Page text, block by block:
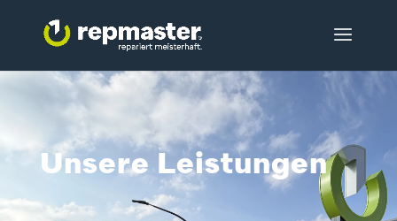
Unsere Leistungen